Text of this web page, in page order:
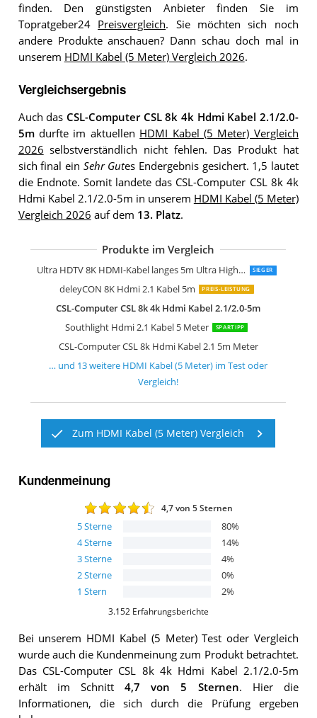
finden. Den günstigsten Anbieter finden Sie im
Topratgeber24 Preisvergleich. Sie möchten sich noch
andere Produkte anschauen? Dann schau doch mal in
unserem HDMI Kabel (5 Meter) Vergleich 2026.
Vergleichsergebnis
Auch das CSL-Computer CSL 8k 4k Hdmi Kabel 2.1/2.0-
5mdurfte im aktuellen HDMI Kabel (5 Meter) Vergleich
2026 selbstverständlich nicht fehlen. Das Produkt hat
sich final ein Sehr Gutes Endergebnis gesichert. 1,5 lautet
die Endnote. Somit landete das CSL-Computer CSL 8k 4k
Hdmi Kabel 2.1/2.0-5m in unserem HDMI Kabel (5 Meter)
Vergleich 2026 auf dem 13. Platz.
Produkte im Vergleich
Ultra HDTV 8K HDMI-Kabel langes 5m Ultra High Speed Hdmi 2.1 Kabel SIEGER
deleyCON 8K Hdmi 2.1 Kabel 5m PREIS-LEISTUNG
CSL-Computer CSL 8k 4k Hdmi Kabel 2.1/2.0-5m
Southlight Hdmi 2.1 Kabel 5 Meter
SPARTIPP
CSL-Computer CSL 8k Hdmi Kabel 2.1 5m Meter
Zertifiziertes 10K 8K Hdmi 2.1 Kabel
Hama Hdmi Kabel 5 Meter Ultra High
KabelDirekt 4K Hdmi Kabel 5m
Ultra HDTV 4K HDMI Kabel 5m
KabelDirekt 4K Hdmi Kabel 5m Pro
ConnBull 8k Hdmi 2.1 Kabel 5m
Highwings Hdmi Kabel 5Meter 8K
deleyCON 5m Hdmi Kabel Hdmi 2.0
AmazonBasics Geflochtenes HDMI-
Hama High Speed HDMI-Kabel 5m
… und 13weitere HDMI Kabel (5 Meter) im Test oder
Vergleich!
Zum HDMI Kabel (5 Meter) Vergleich
Kundenmeinung
4,7von 5 Sternen
5Sterne 80%
4Sterne 14%
3Sterne 4%
2Sterne 0%
1 Stern 2%
3.152 Erfahrungsberichte
Bei unserem HDMI Kabel (5 Meter)Test oder Vergleich
wurde auch die Kundenmeinung zum Produkt betrachtet.
Das CSL-Computer CSL 8k 4k Hdmi Kabel 2.1/2.0-5m
erhält im Schnitt4,7 von 5 Sternen. Hier die
Informationen, die sich durch die Prüfung ergeben